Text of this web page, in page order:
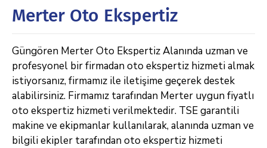
Merter Oto Ekspertiz
Güngören Merter Oto Ekspertiz Alanında uzman ve
profesyonel bir firmadan oto ekspertiz hizmeti almak
istiyorsanız, firmamız ile iletişime geçerek destek
alabilirsiniz. Firmamız tarafından Merter uygun fiyatlı
oto ekspertiz hizmeti verilmektedir. TSE garantili
makine ve ekipmanlar kullanılarak, alanında uzman ve
bilgili ekipler tarafından oto ekspertiz hizmeti